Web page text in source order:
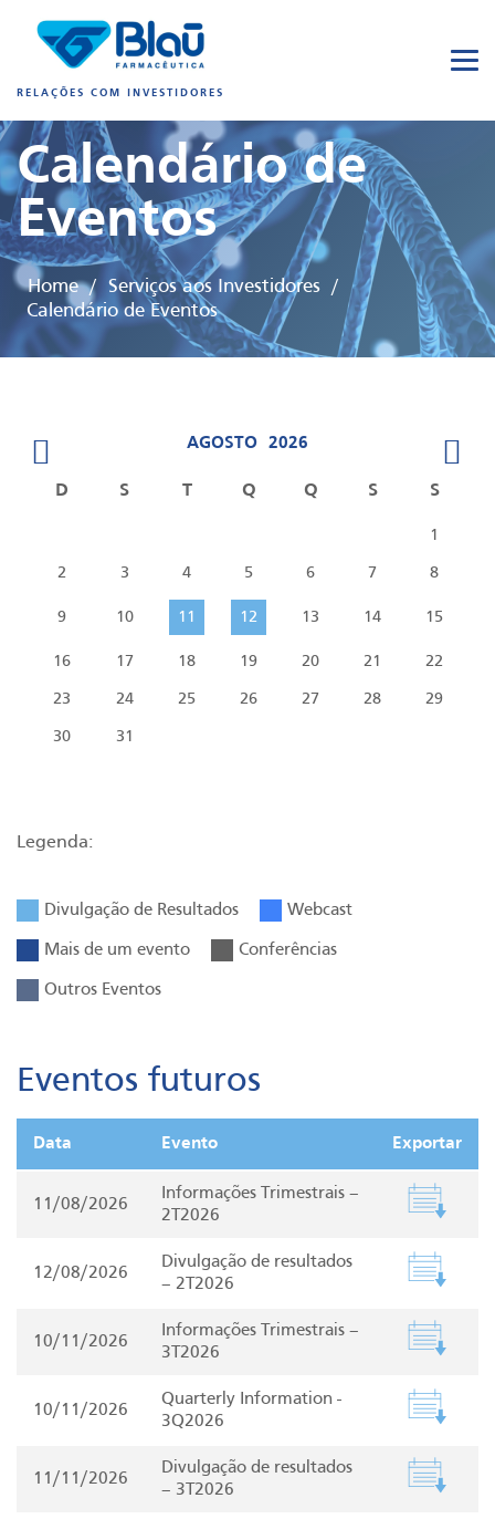
RELAÇÕES COM INVESTIDORES
Calendário de
Eventos
Home / Serviços aos Investidores /
Calendário de Eventos
AGOSTO 2026
D S T Q Q S S
1
2 3 4 5 6 7 8
9 10 11 12 13 14 15
16 17 18 19 20 21 22
23 24 25 26 27 28 29
30 31
Legenda:
Divulgação de Resultados Webcast
Mais de um evento Conferências
Outros Eventos
Eventos futuros
Data Evento Exportar
11/08/2026
Informações Trimestrais –
2T2026
12/08/2026
Divulgação de resultados
– 2T2026
10/11/2026
Informações Trimestrais –
3T2026
10/11/2026
Quarterly Information -
3Q2026
11/11/2026
Divulgação de resultados
– 3T2026